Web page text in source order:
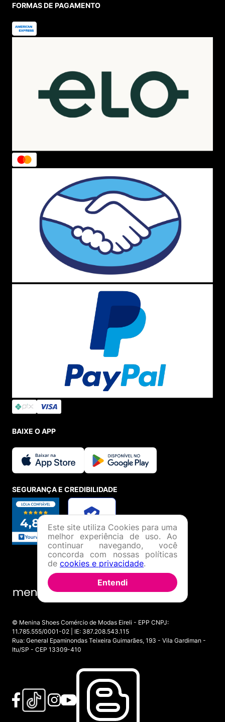
FORMAS DE PAGAMENTO
BAIXE O APP
SEGURANÇA E CREDIBILIDADE
© Menina Shoes Comércio de Modas Eireli - EPP CNPJ:
11.785.555/0001-02 | IE: 387.208.543.115
Rua: General Epaminondas Teixeira Guimarães, 193 - Vila Gardiman -
Itu/SP - CEP 13309-410
Este site utiliza Cookies para uma
melhor experiência de uso. Ao
continuar navegando, você
concorda com nossas políticas
de cookies e privacidade.
Entendi